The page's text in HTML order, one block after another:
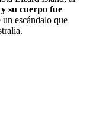
su cuerpo fue
un escándalo que